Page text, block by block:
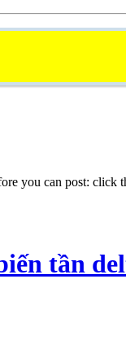
you can post: click
tần